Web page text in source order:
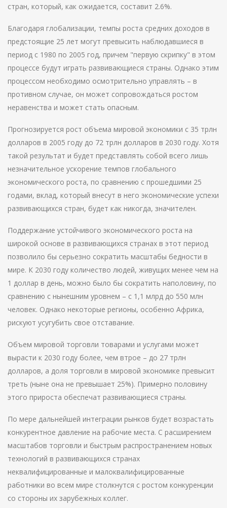
стран, который, как ожидается, составит 2.6%.
Благодаря глобализации, темпы роста средних доходов в
предстоящие 25 лет могут превысить наблюдавшиеся в
период с 1980 по 2005 год, причем "первую скрипку" в этом
процессе будут играть развивающиеся страны. Однако этим
процессом необходимо осмотрительно управлять – в
противном случае, он может сопровождаться ростом
неравенства и может стать опасным.
Прогнозируется рост объема мировой экономики с 35 трлн
долларов в 2005 году до 72 трлн долларов в 2030 году. Хотя
такой результат и будет представлять собой всего лишь
незначительное ускорение темпов глобального
экономического роста, по сравнению с прошедшими 25
годами, вклад, который внесут в него экономические успехи
развивающихся стран, будет как никогда, значителен.
Поддержание устойчивого экономического роста на
широкой основе в развивающихся странах в этот период
позволило бы серьезно сократить масштабы бедности в
мире. К 2030 году количество людей, живущих менее чем на
1 доллар в день, можно было бы сократить наполовину, по
сравнению с нынешним уровнем – с 1,1 млрд до 550 млн
человек. Однако некоторые регионы, особенно Африка,
рискуют усугубить свое отставание.
Объем мировой торговли товарами и услугами может
вырасти к 2030 году более, чем втрое – до 27 трлн
долларов, а доля торговли в мировой экономике превысит
треть (ныне она не превышает 25%). Примерно половину
этого прироста обеспечат развивающиеся страны.
По мере дальнейшей интеграции рынков будет возрастать
конкурентное давление на рабочие места. С расширением
масштабов торговли и быстрым распространением новых
технологий в развивающихся странах
неквалифицированные и малоквалифицированные
работники во всем мире столкнутся с ростом конкуренции
со стороны их зарубежных коллег.